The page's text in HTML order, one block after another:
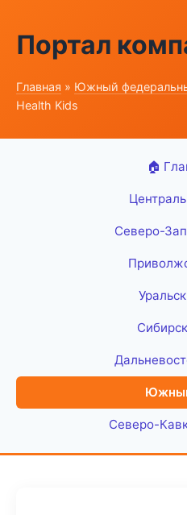
Портал
Главная » Южный
Health Kids
🏠
Северо-
Северо-